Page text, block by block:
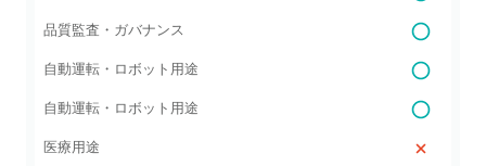
品質監査・ガバナンス
自動運転・ロボット用途
自動運転・ロボット用途
医療用途